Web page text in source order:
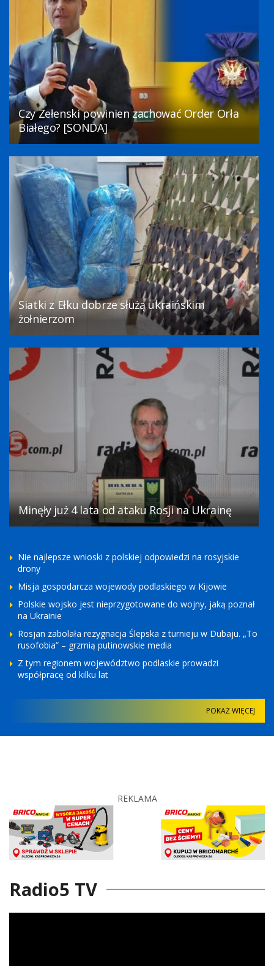
Czy Zełenski powinien zachować Order Orła
Białego? [SONDA]
Siatki z Ełku dobrze służą ukraińskim
żołnierzom
Minęły już 4 lata od ataku Rosji na Ukrainę
Nie najlepsze wnioski z polskiej odpowiedzi na rosyjskie
drony
Misja gospodarcza wojewody podlaskiego w Kijowie
Polskie wojsko jest nieprzygotowane do wojny, jaką poznał
na Ukrainie
Rosjan zabolała rezygnacja Ślepska z turnieju w Dubaju. „To
rusofobia” – grzmią putinowskie media
Z tym regionem województwo podlaskie prowadzi
współpracę od kilku lat
POKAŻ WIĘCEJ
REKLAMA
Radio5 TV